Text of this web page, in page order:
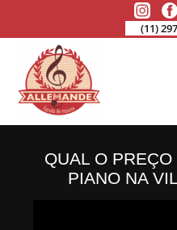
(11)
QUAL O
PIANO NA